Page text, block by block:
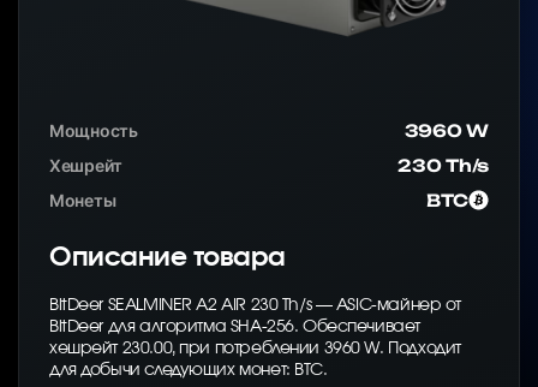
Мощность
3960 W
Хешрейт
230 Th/s
Монеты
BTC
Описание товара
BitDeer SEALMINER A2 AIR 230 Th/s — ASIC-майнер от
BitDeer для алгоритма SHA-256. Обеспечивает
хешрейт 230.00, при потреблении 3960 W. Подходит
для добычи следующих монет: BTC.